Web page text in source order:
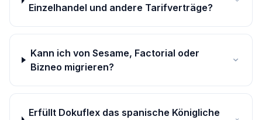
Einzelhandel und andere Tarifverträge?
Kann ich von Sesame, Factorial oder
Bizneo migrieren?
Erfüllt Dokuflex das spanische Königliche